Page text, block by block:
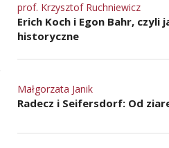
prof. Krzysztof Ruchniewicz
Erich Koch i Egon Bahr,
historyczne
Małgorzata Janik
Radecz i Seifersdorf: Od